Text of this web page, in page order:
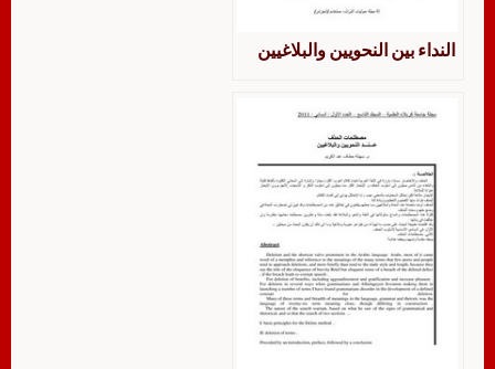
النداء بين النحويين والبلاغيين